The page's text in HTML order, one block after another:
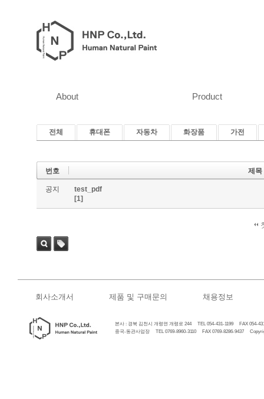
About Product
전체 휴대폰 자동차 화장품 가전
번호 제목
공지
test_pdf
[1]
회사소개서 제품 및 구매문의 채용정보
본사 : 경북 김천시 개령면 개령로 244 TEL 054-431-1199 FAX 054-
중국-동관사업장 TEL 0769-8960-3110 FAX 0769-8286-9437